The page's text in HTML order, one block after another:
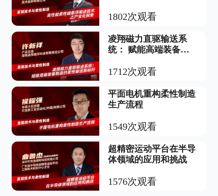
1802次观看
凌翔磁力直驱输送系
统： 赋能高端装备制
1712次观看
平面电机重构柔性制造
生产流程
1549次观看
超精密运动平台在半导
体领域的应用和挑战
1576次观看